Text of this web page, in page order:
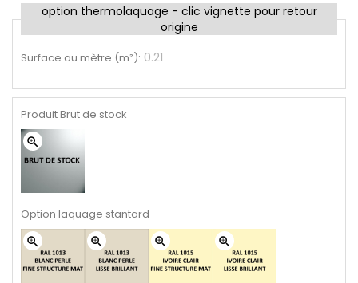
option thermolaquage - clic vignette pour retour
origine
Surface au mètre (m²): 0.21
Produit Brut de stock
zoom_in
Option laquage stantard
zoom_in zoom_in zoom_in zoom_in